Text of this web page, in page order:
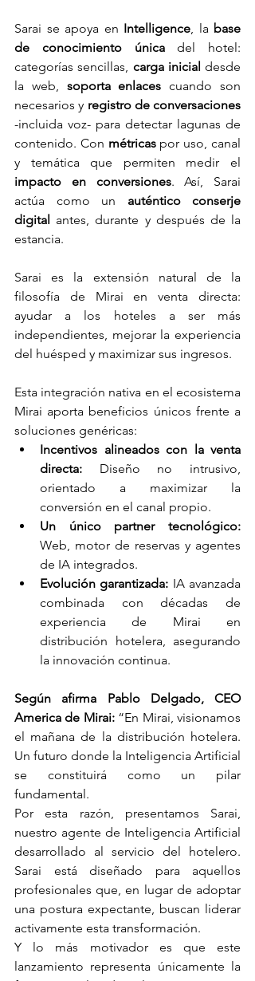
Sarai se apoya en Intelligence, la base
de conocimiento única del hotel:
categorías sencillas, carga inicial desde
la web, soporta enlaces cuando son
necesarios y registro de conversaciones
-incluida voz- para detectar lagunas de
contenido. Con métricas por uso, canal
impacto en conversiones. Así, Sarai
actúa como un auténtico conserje
digital
antes, durante y después de la
estancia.
Sarai es la extensión natural de la
filosofía de Mirai en venta directa:
ayudar a los hoteles a ser más
independientes, mejorar la experiencia
del huésped y maximizar sus ingresos.
Esta integración nativa en el ecosistema
Mirai aporta beneficios únicos frente a
soluciones genéricas:
Incentivos alineados con la venta
directa: Diseño no intrusivo,
orientado a maximizar la
conversión en el canal propio.
Un único partner tecnológico:
Web, motor de reservas y agentes
de IA integrados.
Evolución garantizada: IA avanzada
combinada con décadas de
experiencia de Mirai en
distribución hotelera, asegurando
la innovación continua.
Según afirma Pablo Delgado, CEO
America de Mirai: “En Mirai, visionamos
el mañana de la distribución hotelera.
Un futuro donde la Inteligencia Artificial
se constituirá como un pilar
fundamental.
Por esta razón, presentamos Sarai,
nuestro agente de Inteligencia Artificial
desarrollado al servicio del hotelero.
Sarai está diseñado para aquellos
profesionales que, en lugar de adoptar
una postura expectante, buscan liderar
activamente esta transformación.
Y lo más motivador es que este
lanzamiento representa únicamente la